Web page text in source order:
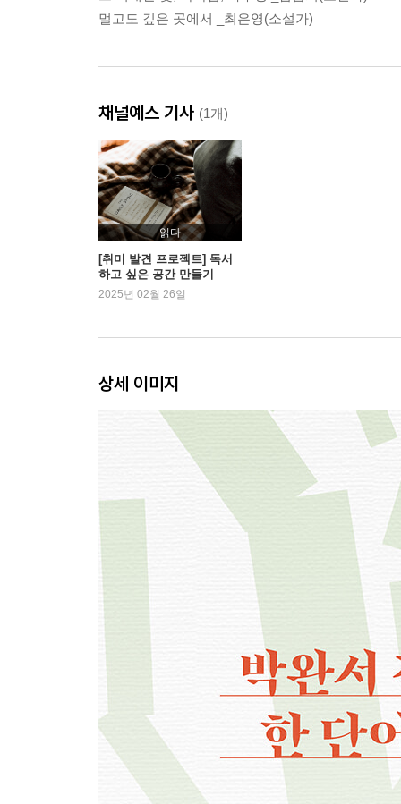
멀고도 깊은 곳에서 _최은영(소설가)
채널예스 기사 (1개)
읽다
[취미 발견 프로젝트] 독서
하고 싶은 공간 만들기
2025년 02월 26일
상세 이미지